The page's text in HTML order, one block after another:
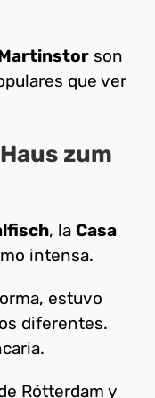
son
que ver
zum
, la Casa
intensa.
estuvo
diferentes.
Rótterdam y